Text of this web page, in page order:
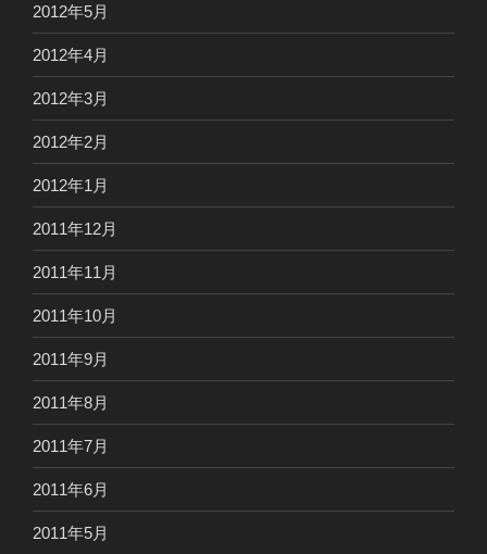
2012年5月
2012年4月
2012年3月
2012年2月
2012年1月
2011年12月
2011年11月
2011年10月
2011年9月
2011年8月
2011年7月
2011年6月
2011年5月